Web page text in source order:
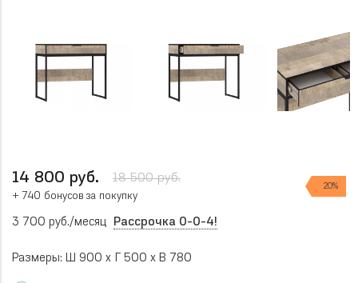
14 800 руб. 18 500 руб.
20%
+ 740 бонусов за покупку
3 700 руб./месяц Рассрочка 0-0-4!
Размеры: Ш 900 x Г 500 x В 780